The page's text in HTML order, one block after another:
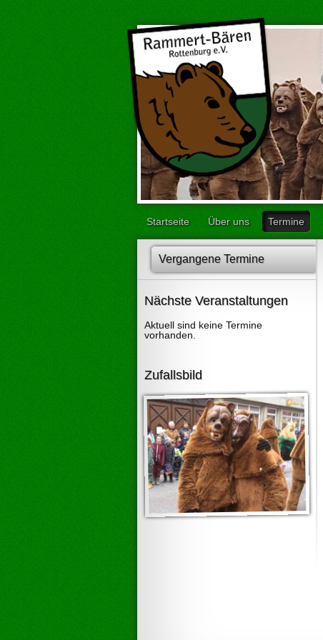
Startseite Über uns Termine
Vergangene Termine
Nächste Veranstaltungen
Aktuell sind keine Termine
vorhanden.
Zufallsbild